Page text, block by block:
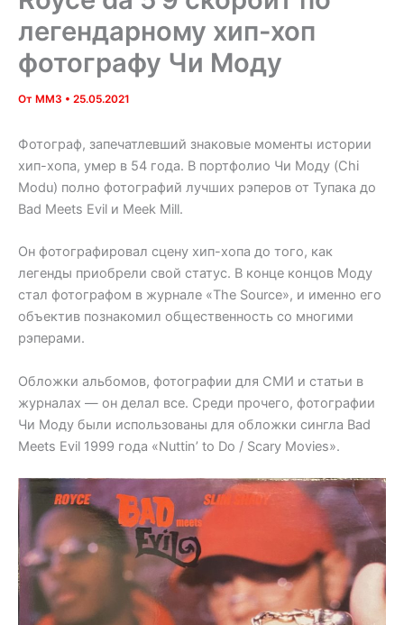
легендарному хип-хоп
фотографу Чи Моду
От MM3 • 25.05.2021
Фотограф, запечатлевший знаковые моменты истории
хип-хопа, умер в 54 года. В портфолио Чи Моду (Chi
Modu) полно фотографий лучших рэперов от Тупака до
Bad Meets Evil и Meek Mill.
Он фотографировал сцену хип-хопа до того, как
легенды приобрели свой статус. В конце концов Моду
стал фотографом в журнале «The Source», и именно его
объектив познакомил общественность со многими
рэперами.
Обложки альбомов, фотографии для СМИ и статьи в
журналах — он делал все. Среди прочего, фотографии
Чи Моду были использованы для обложки сингла Bad
Meets Evil 1999 года «Nuttin’ to Do / Scary Movies».